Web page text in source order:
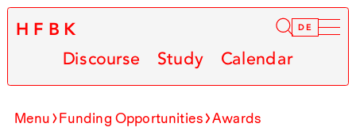
HFBK DE
Discourse Study Calendar
Menu Funding Opportunities Awards